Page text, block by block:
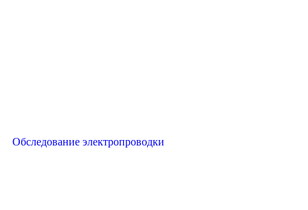
Обследование электропроводки